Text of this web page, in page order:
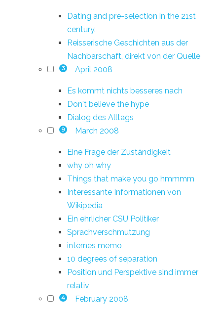
Dating and pre-selection in the 21st
century.
Reisserische Geschichten aus der
Nachbarschaft, direkt von der Quelle
3 April 2008
Es kommt nichts besseres nach
Don't believe the hype
Dialog des Alltags
9 March 2008
Eine Frage der Zuständigkeit
why oh why
Things that make you go hmmmm
Interessante Informationen von
Wikipedia
Ein ehrlicher CSU Politiker
Sprachverschmutzung
internes memo
10 degrees of separation
Position und Perspektive sind immer
relativ
4 February 2008